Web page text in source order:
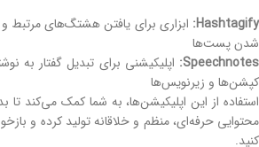
Hashtagify
: ابزاری برای یافتن هشتگ‌های مرتبط
‌شدن پست‌ها
Speechnotes
: اپلیکیشنی برای تبدیل گفتار به
کپشن‌ها و زیرنویس‌ها
استفاده از این اپلیکیشن‌ها، به شما کمک می‌کند تا
محتوایی حرفه‌ای، منظم و خلاقانه تولید کرده و
کنید.